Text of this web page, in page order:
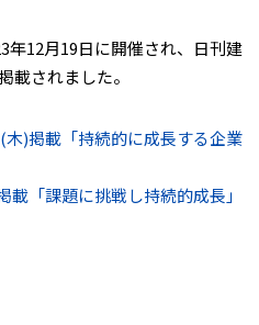
年12月19日に開催され、日刊建
載されました。
)掲載「持続的に成長する企業
「課題に挑戦し持続的成長」